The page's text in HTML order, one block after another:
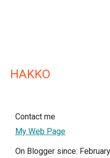
HAKKO
Contact me
My Web Page
On Blogger since: